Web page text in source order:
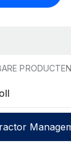
PRODUCTEN